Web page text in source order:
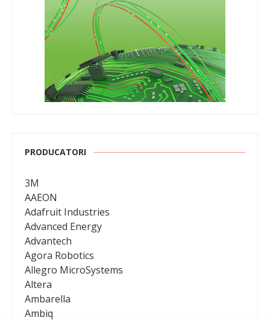
PRODUCATORI
3M
AAEON
Adafruit Industries
Advanced Energy
Advantech
Agora Robotics
Allegro MicroSystems
Altera
Ambarella
Ambiq